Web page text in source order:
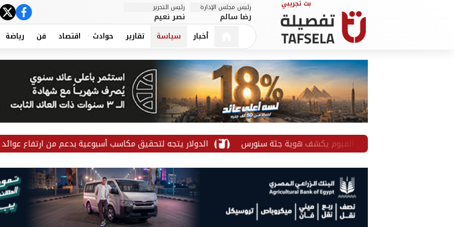
رئيس مجلس الإدارة
رضا سالم
رئيس التحرير
نصر نعيم
أخبار سياسة تقارير حوادث اقتصاد فن رياضة
الدولار يتجه لتحقيق مكاسب أسبوعية بدعم من ارتفاع عوائد السندات مسجد.. أمن الفيوم يكشف هوية جثة سنورس